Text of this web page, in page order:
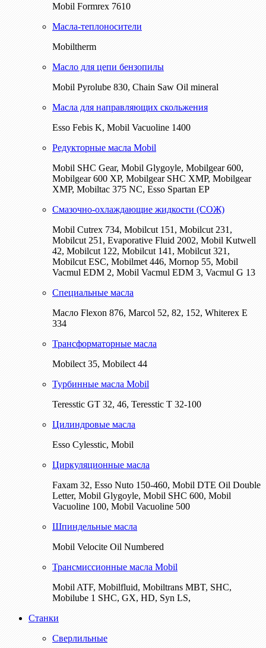
Mobil Formrex 7610
Масла-теплоносители
Mobiltherm
Масло для цепи бензопилы
Mobil Pyrolube 830, Chain Saw Oil mineral
Масла для направляющих скольжения
Esso Febis K, Mobil Vacuoline 1400
Редукторные масла Mobil
Mobil SHC Gear, Mobil Glygoyle, Mobilgear 600,
Mobilgear 600 XP, Mobilgear SHC XMP, Mobilgear
XМP, Mobiltac 375 NC, Esso Spartan EP
Смазочно-охлаждающие жидкости (СОЖ)
Mobil Cutrex 734, Mobilcut 151, Mobilcut 231,
Mobilcut 251, Evaporative Fluid 2002, Mobil Kutwell
42, Mobilcut 122, Mobilcut 141, Mobilcut 321,
Mobilcut ESC, Mobilmet 446, Mornop 55, Mobil
Vacmul EDM 2, Mobil Vacmul EDM 3, Vacmul G 13
Специальные масла
Масло Flexon 876, Marcol 52, 82, 152, Whiterex E
334
Трансформаторные масла
Mobilect 35, Mobilect 44
Турбинные масла Mobil
Teresstic GT 32, 46, Teresstic T 32-100
Цилиндровые масла
Esso Cylesstic, Mobil
Циркуляционные масла
Faxam 32, Esso Nuto 150-460, Mobil DTE Oil Double
Letter, Mobil Glygoyle, Mobil SHC 600, Mobil
Vacuoline 100, Mobil Vacuoline 500
Шпиндельные масла
Mobil Velocite Oil Numbered
Трансмиссионные масла Mobil
Mobil ATF, Mobilfluid, Mobiltrans MBT, SHC,
Mobilube 1 SHC, GX, HD, Syn LS,
Станки
Сверлильные